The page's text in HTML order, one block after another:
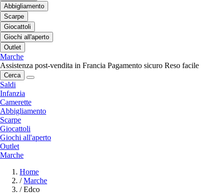
Abbigliamento
Scarpe
Giocattoli
Giochi all'aperto
Outlet
Marche
Assistenza post-vendita in Francia Pagamento sicuro Reso facile
Cerca
Saldi
Infanzia
Camerette
Abbigliamento
Scarpe
Giocattoli
Giochi all'aperto
Outlet
Marche
Home
/ Marche
/ Edco